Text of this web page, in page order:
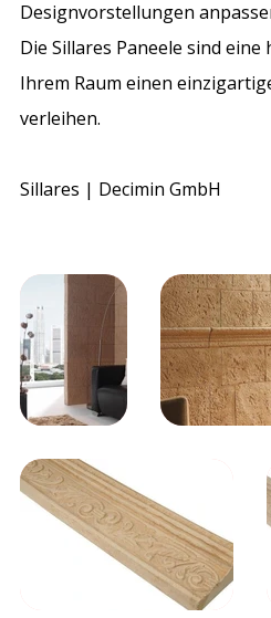
Designvorstellungen
Die Sillares Paneele sind
Ihrem Raum einen
verleihen.
Sillares | Decimin GmbH